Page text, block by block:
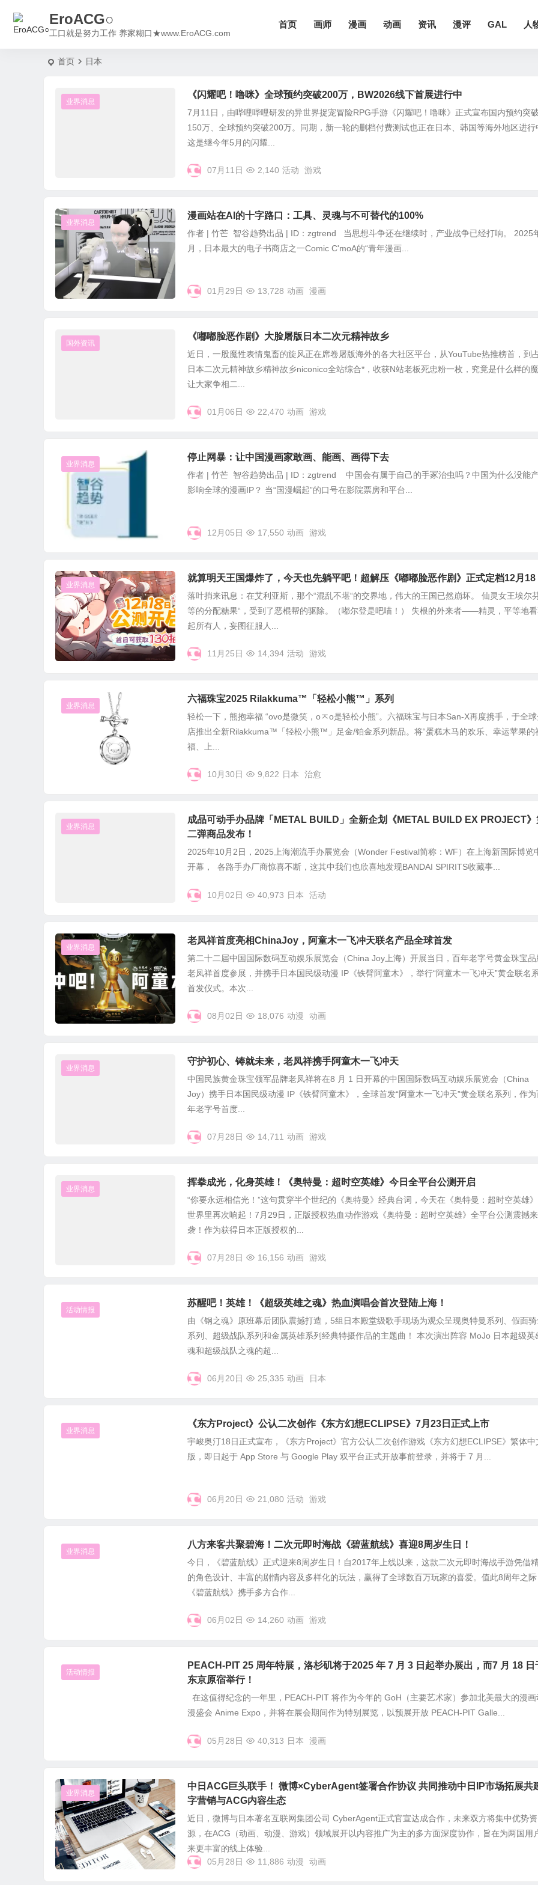
EroACG○
工口就是努力工作 养家糊口★www.EroACG.com
首页 画师 漫画 动画 资讯 漫评 GAL 人
首页 日本
业界消息
《闪耀吧！噜咪》全球预约突破200万，BW2026线下首展进行中
7月11日，由哔哩哔哩研发的异世界捉宠冒险RPG手游《闪耀吧！噜咪》正式宣布国内预约突破
150万、全球预约突破200万。同期，新一轮的删档付费测试也正在日本、韩国等海外地区进行
这是继今年5月的闪耀...
07月11日 2,140 活动 游戏
业界消息
漫画站在AI的十字路口：工具、灵魂与不可替代的100%
作者 | 竹芒 智谷趋势出品 | ID：zgtrend 当思想斗争还在继续时，产业战争已经打响。 2025
月，日本最大的电子书商店之一Comic C'moA的“青年漫画...
01月29日 13,728 动画 漫画
国外资讯
《嘟嘟脸恶作剧》大脸屠版日本二次元精神故乡
近日，一股魔性表情鬼畜的旋风正在席卷屠版海外的各大社区平台，从YouTube热推榜首，到
日本二次元精神故乡精神故乡niconico全站综合*，收获N站老板死忠粉一枚，究竟是什么样的
让大家争相二...
01月06日 22,470 动画 游戏
业界消息
停止网暴：让中国漫画家敢画、能画、画得下去
作者 | 竹芒 智谷趋势出品 | ID：zgtrend 中国会有属于自己的手冢治虫吗？中国为什么没能
影响全球的漫画IP？ 当“国漫崛起”的口号在影院票房和平台...
12月05日 17,550 动画 游戏
业界消息
就算明天王国爆炸了，今天也先躺平吧！超解压《嘟嘟脸恶作剧》正式定档12月18
落叶捎来讯息：在艾利亚斯，那个“混乱不堪“的交界地，伟大的王国已然崩坏。 仙灵女王埃尔
等的分配糖果“，受到了恶棍帮的驱除。（嘟尔登是吧喵！） 失根的外来者——精灵，平等地
起所有人，妄图征服人...
11月25日 14,394 活动 游戏
业界消息
六福珠宝2025 Rilakkuma™「轻松小熊™」系列
轻松一下，熊抱幸福 “ovo是微笑，oㅈo是轻松小熊”。六福珠宝与日本San-X再度携手，于全球
店推出全新Rilakkuma™「轻松小熊™」足金/铂金系列新品。将“蛋糕木马的欢乐、幸运苹果的
福、上...
10月30日 9,822 日本 治愈
业界消息
成品可动手办品牌「METAL BUILD」全新企划《METAL BUILD EX PROJECT》
二弹商品发布！
2025年10月2日，2025上海潮流手办展览会（Wonder Festival简称：WF）在上海新国际博览
开幕， 各路手办厂商惊喜不断，这其中我们也欣喜地发现BANDAI SPIRITS收藏事...
10月02日 40,973 日本 活动
业界消息
老凤祥首度亮相ChinaJoy，阿童木一飞冲天联名产品全球首发
第二十二届中国国际数码互动娱乐展览会（China Joy上海）开展当日，百年老字号黄金珠宝品
老凤祥首度参展，并携手日本国民级动漫 IP《铁臂阿童木》，举行“阿童木一飞冲天”黄金联名
首发仪式。本次...
08月02日 18,076 动漫 动画
业界消息
守护初心、铸就未来，老凤祥携手阿童木一飞冲天
中国民族黄金珠宝领军品牌老凤祥将在8 月 1 日开幕的中国国际数码互动娱乐展览会（China
Joy）携手日本国民级动漫 IP《铁臂阿童木》，全球首发“阿童木一飞冲天”黄金联名系列，作为
年老字号首度...
07月28日 14,711 动画 游戏
业界消息
挥拳成光，化身英雄！《奥特曼：超时空英雄》今日全平台公测开启
“你要永远相信光！”这句贯穿半个世纪的《奥特曼》经典台词，今天在《奥特曼：超时空英雄
世界里再次响起！7月29日，正版授权热血动作游戏《奥特曼：超时空英雄》全平台公测震撼来
袭！作为获得日本正版授权的...
07月28日 16,156 动画 游戏
活动情报
苏醒吧！英雄！《超级英雄之魂》热血演唱会首次登陆上海！
由《钢之魂》原班幕后团队震撼打造，5组日本殿堂级歌手现场为观众呈现奥特曼系列、假面
系列、超级战队系列和金属英雄系列经典特摄作品的主题曲！ 本次演出阵容 MoJo 日本超级英
魂和超级战队之魂的超...
06月20日 25,335 动画 日本
业界消息
《东方Project》公认二次创作《东方幻想ECLIPSE》7月23日正式上市
宇峻奥汀18日正式宣布，《东方Project》官方公认二次创作游戏《东方幻想ECLIPSE》繁体中
版，即日起于 App Store 与 Google Play 双平台正式开放事前登录，并将于 7 月...
06月20日 21,080 活动 游戏
业界消息
八方来客共聚碧海！二次元即时海战《碧蓝航线》喜迎8周岁生日！
今日，《碧蓝航线》正式迎来8周岁生日！自2017年上线以来，这款二次元即时海战手游凭借
的角色设计、丰富的剧情内容及多样化的玩法，赢得了全球数百万玩家的喜爱。值此8周年之际
《碧蓝航线》携手多方合作...
06月02日 14,260 动画 游戏
活动情报
PEACH-PIT 25 周年特展，洛杉矶将于2025 年 7 月 3 日起举办展出，而7 月 18 日
东京原宿举行！
在这值得纪念的一年里，PEACH-PIT 将作为今年的 GoH（主要艺术家）参加北美最大的漫画
漫盛会 Anime Expo，并将在展会期间作为特别展览，以预展开放 PEACH-PIT Galle...
05月28日 40,313 日本 漫画
业界消息
中日ACG巨头联手！ 微博×CyberAgent签署合作协议 共同推动中日IP市场拓展共
字营销与ACG内容生态
近日，微博与日本著名互联网集团公司 CyberAgent正式官宣达成合作，未来双方将集中优势资
源，在ACG（动画、动漫、游戏）领域展开以内容推广为主的多方面深度协作，旨在为两国用
来更丰富的线上体验...
05月28日
11,886 动漫 动画